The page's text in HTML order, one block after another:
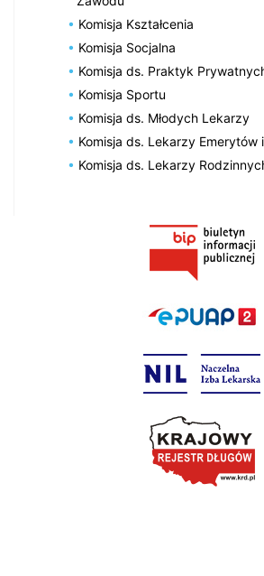
Komisja Kształcenia
Komisja Socjalna
Komisja ds. Praktyk
Komisja Sportu
Komisja ds. Młodych Lekarzy
Komisja ds. Lekarzy Emerytów
Komisja ds. Lekarzy